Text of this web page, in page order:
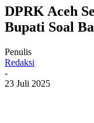
DPRK Aceh
Bupati Soal
Penulis
Redaksi
-
23 Juli 2025